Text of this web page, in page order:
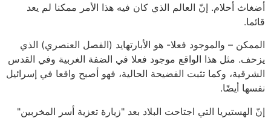
أضغاث أحلام. إنّ العالم الذي كان فيه هذا الأمر ممكنا لم يعد
قائما.
الممكن – والموجود فعلا- هو الأبارتهايد (الفصل العنصري) الذي
يزحف. مثل هذا الواقع موجود فعلا في الضفة الغربية وفي القدس
الشرقية، وكما تثبت الفضيحة الحالية، فهو أصبح واقعا في إسرائيل
نفسها أيضًا.
إنّ الهستيريا التي اجتاحت البلاد بعد "زيارة تعزية أسر المخربين"